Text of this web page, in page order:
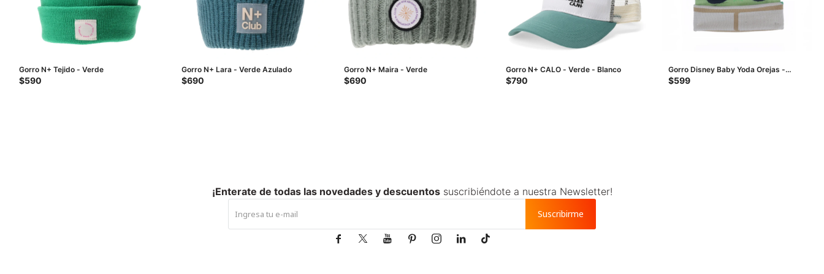
Gorro N+ Tejido - Verde
$590
Gorro N+ Lara - Verde Azulado
$690
Gorro N+ Maira - Verde
$690
Gorro N+ CALO - Verde - Blanco
$790
Gorro Disney Baby Yoda Orejas -
Verde
$599
¡Enterate de todas las novedades y descuentossuscribiéndote a nuestra Newsletter!
Suscribirme
      